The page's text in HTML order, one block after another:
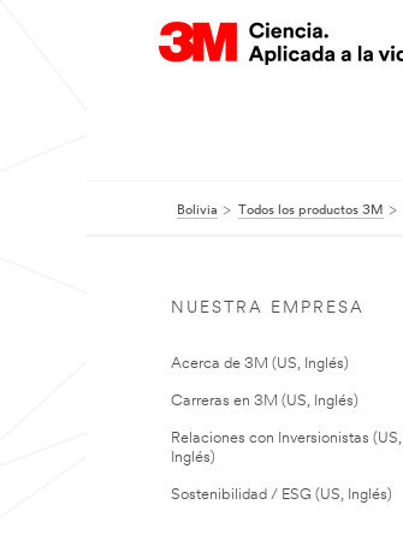
Bolivia Todos los productos 3M
NUESTRA EMPRESA
Acerca de 3M (US, Inglés)
Carreras en 3M (US, Inglés)
Relaciones con Inversionistas (US,
Inglés)
Sostenibilidad / ESG (US, Inglés)